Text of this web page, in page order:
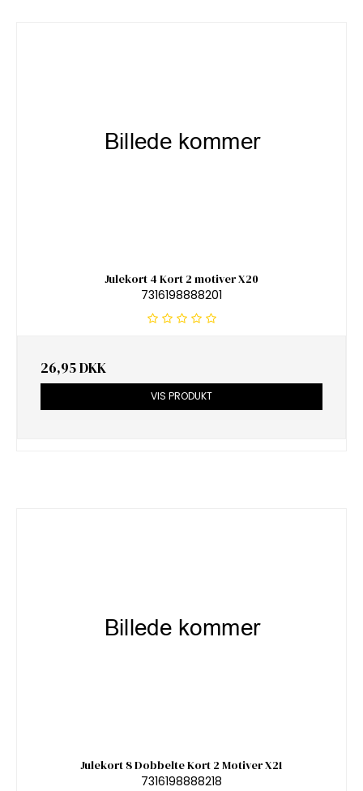
Julekort 4 Kort 2 motiver X20
7316198888201
26,95 DKK
VIS PRODUKT
Julekort 8 Dobbelte Kort 2 Motiver X21
7316198888218